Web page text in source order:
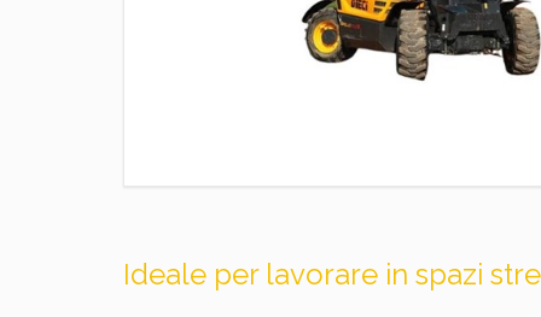
Ideale per lavorare in spazi